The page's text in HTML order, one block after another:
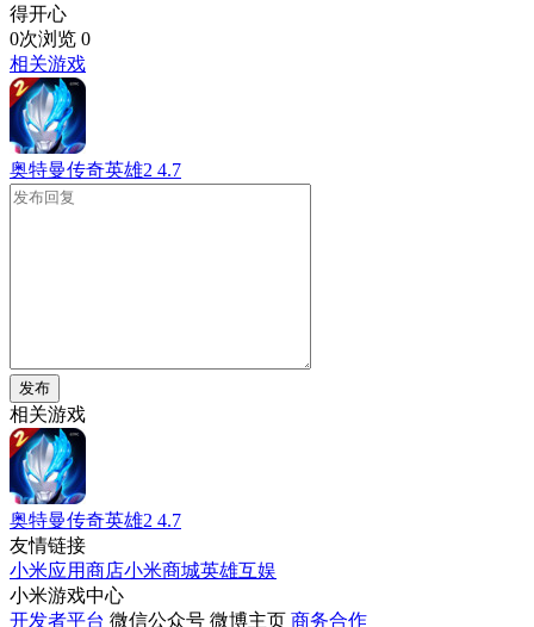
得开心
0次浏览 0
相关游戏
奥特曼传奇英雄2 4.7
发布
相关游戏
奥特曼传奇英雄2 4.7
友情链接
小米应用商店小米商城英雄互娱
小米游戏中心
开发者平台 微信公众号 微博主页 商务合作